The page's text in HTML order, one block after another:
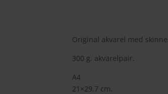
Original akvarel med
300 g. akvarelpair.
A4
21×29,7 cm.